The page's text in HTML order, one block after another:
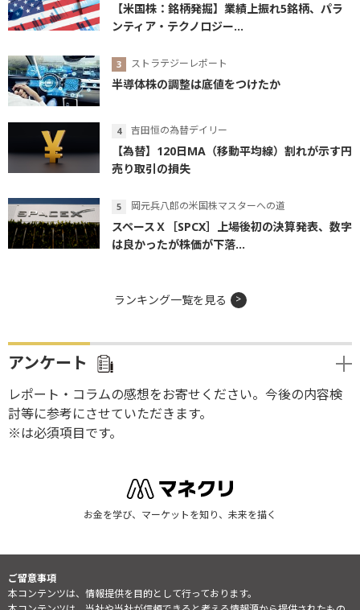
【米国株：銘柄発掘】業績上振れ5銘柄、パラ
ンティア・テクノロジー...
ストラテジーレポート
半導体株の調整は底値をつけたか
吉田恒の為替デイリー
【為替】120日MA（移動平均線）割れが示す円
売り取引の損失
岡元兵八郎の米国株マスターへの道
スペースＸ［SPCX］上場後初の決算発表、数字
は良かったが株価が下落...
ランキング一覧を見る
アンケート
レポート・コラムの感想をお寄せください。今後の内容検
討等に参考にさせていただきます。
※は必須項目です。
お金を学び、マーケットを知り、未来を描く
ご留意事項
本コンテンツは、情報提供を目的として行っております。